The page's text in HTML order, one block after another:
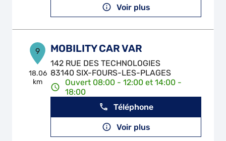
Voir plus
9
18.06
km
MOBILITY CAR VAR
142 RUE DES TECHNOLOGIES
83140 SIX-FOURS-LES-PLAGES
Ouvert 08:00 - 12:00 et 14:00 -
18:00
Téléphone
Voir plus